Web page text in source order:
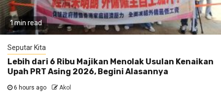
1 min read
Seputar Kita
Lebih dari 6 Ribu Majikan Menolak Usulan Kenaikan
Upah PRT Asing 2026, Begini Alasannya
6 hours ago Akol